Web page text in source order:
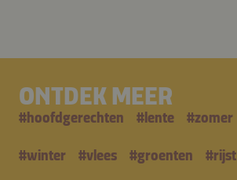
ONTDEK MEER
#hoofdgerechten #lente #zomer
#winter #vlees #groenten #rijst